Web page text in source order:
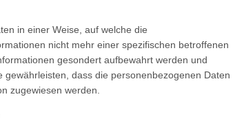
in einer Weise, auf welche die
nicht mehr einer spezifischen betroffenen
gesondert aufbewahrt werden und
dass die personenbezogenen Daten
zugewiesen werden.